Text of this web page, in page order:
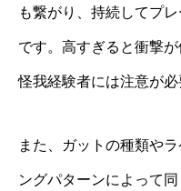
も繋がり、持続してプ
です。高すぎると衝撃
怪我経験者には注意が必
また、ガットの種類や
ングパターンによって